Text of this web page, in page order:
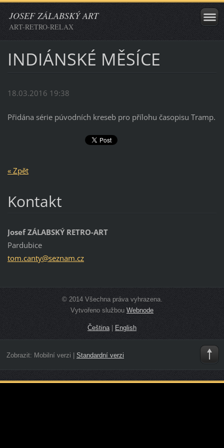
JOSEF ZÁLABSKÝ ART
ART-RETRO-RELAX
INDIÁNSKÉ MĚSÍCE
18.03.2016 19:38
Přidána série púvodních kreseb pro přílohu časopisu Tramp.
« Zpět
Kontakt
Josef ZÁLABSKÝ RETRO-ART
Pardubice
tom.canty@seznam.cz
© 2014 Všechna práva vyhrazena.
Vytvořeno službou Webnode
Čeština |English
Zobrazit: Mobilní verzi Standardní verzi